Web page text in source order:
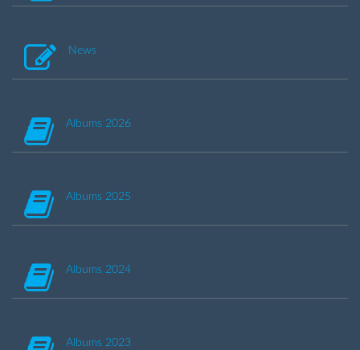
News
Albums 2026
Albums 2025
Albums 2024
Albums 2023